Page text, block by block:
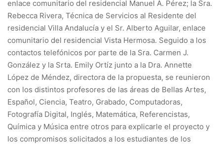
enlace comunitario del residencial Manuel A. Pérez; la Sra.
Rebecca Rivera, Técnica de Servicios al Residente del
residencial Villa Andalucía y el Sr. Alberto Aguilar, enlace
comunitario del residencial Vista Hermosa. Seguido a los
contactos telefónicos por parte de la Sra. Carmen J.
González y la Srta. Emily Ortíz junto a la Dra. Annette
López de Méndez, directora de la propuesta, se reunieron
con los distintos profesores de las áreas de Bellas Artes,
Español, Ciencia, Teatro, Grabado, Computadoras,
Fotografía Digital, Inglés, Matemática, Referencistas,
Química y Música entre otros para explicarle el proyecto y
los compromisos solicitados a los estudiantes de los